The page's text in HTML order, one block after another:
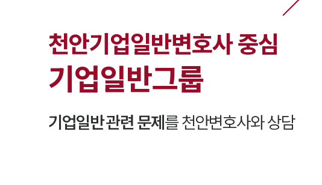
천안기업일반변호사 중심
기업일반그룹
기업일반관련 문제 를천안변호사와 상담